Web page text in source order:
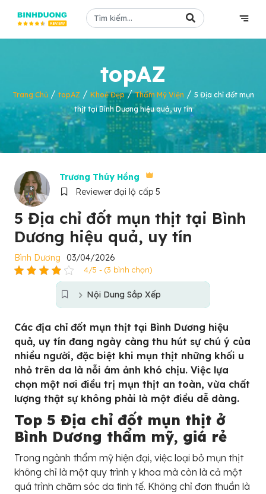
topAZ
Trang Chủ/ topAZ / Khoẻ Đẹp/Thẩm Mỹ Viện / 5 Địa chỉ đốt mụn
thịt tại Bình Dương hiệu quả, uy tín
Trương Thúy Hồng
Reviewer đại lộ cấp 5
5 Địa chỉ đốt mụn thịt tại Bình
Dương hiệu quả, uy tín
Bình Dương 03/04/2026
4/5 - (3 bình chọn)
Nội Dung Sắp Xếp
Các địa chỉ đốt mụn thịt tại Bình Dương hiệu
quả, uy tín đang ngày càng thu hút sự chú ý của
nhiều người, đặc biệt khi mụn thịt những khối u
nhỏ trên da là nỗi ám ảnh khó chịu. Việc lựa
chọn một nơi điều trị mụn thịt an toàn, vừa chất
lượng thật sự không phải là một điều dễ dàng.
Top 5 Địa chỉ đốt mụn thịt ở
Bình Dương thẩm mỹ, giá rẻ
Trong ngành thẩm mỹ hiện đại, việc loại bỏ mụn thịt
không chỉ là một quy trình y khoa mà còn là cả một
quá trình chăm sóc da tinh tế. Không chỉ đơn thuần là